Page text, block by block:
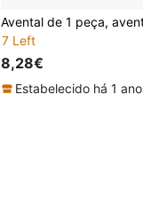
7 Left
8,28€
Estabelecido há 1 ano